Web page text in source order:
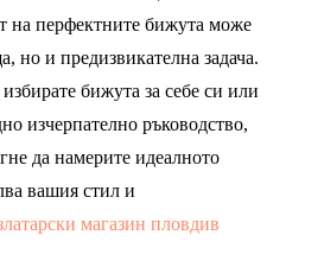
на перфектните бижута може
но и предизвикателна задача.
бижута за себе си или
изчерпателно ръководство,
да намерите идеалното
вашия стил и
магазин пловдив